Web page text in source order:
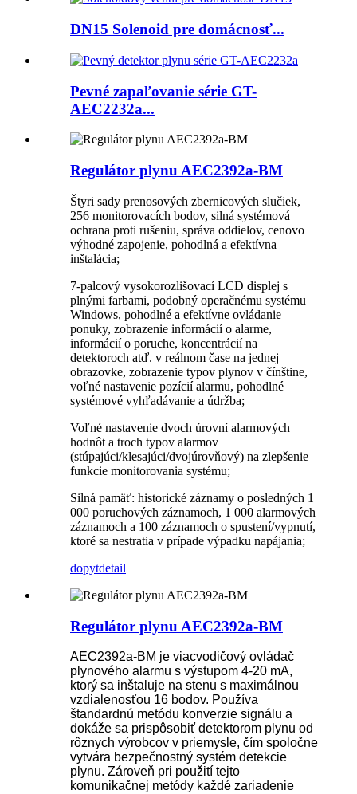
DN15 Solenoid pre domácnosť...
Pevné zapaľovanie série GT-
AEC2232a...
Regulátor plynu AEC2392a-BM
Štyri sady prenosových zbernicových slučiek,
256 monitorovacích bodov, silná systémová
ochrana proti rušeniu, správa oddielov, cenovo
výhodné zapojenie, pohodlná a efektívna
inštalácia;
7-palcový vysokorozlišovací LCD displej s
plnými farbami, podobný operačnému systému
Windows, pohodlné a efektívne ovládanie
ponuky, zobrazenie informácií o alarme,
informácií o poruche, koncentrácií na
detektoroch atď. v reálnom čase na jednej
obrazovke, zobrazenie typov plynov v čínštine,
voľné nastavenie pozícií alarmu, pohodlné
systémové vyhľadávanie a údržba;
Voľné nastavenie dvoch úrovní alarmových
hodnôt a troch typov alarmov
(stúpajúci/klesajúci/dvojúrovňový) na zlepšenie
funkcie monitorovania systému;
Silná pamäť: historické záznamy o posledných 1
000 poruchových záznamoch, 1 000 alarmových
záznamoch a 100 záznamoch o spustení/vypnutí,
ktoré sa nestratia v prípade výpadku napájania;
dopytdetail
Regulátor plynu AEC2392a-BM
AEC2392a-BM je viacvodičový ovládač
plynového alarmu s výstupom 4-20 mA,
ktorý sa inštaluje na stenu s maximálnou
vzdialenosťou 16 bodov. Používa
štandardnú metódu konverzie signálu a
dokáže sa prispôsobiť detektorom plynu od
rôznych výrobcov v priemysle, čím spoločne
vytvára bezpečnostný systém detekcie
plynu. Zároveň pri použití tejto
komunikačnej metódy každé zariadenie